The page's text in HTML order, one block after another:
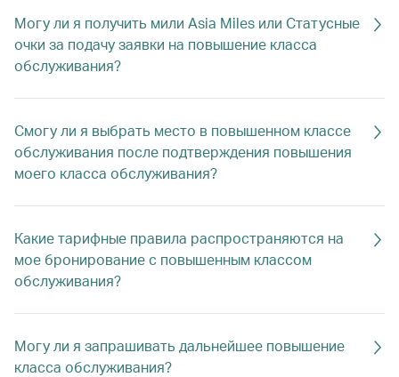
Могу ли я получить мили Asia Miles или Статусные
очки за подачу заявки на повышение класса
обслуживания?
Смогу ли я выбрать место в повышенном классе
обслуживания после подтверждения повышения
моего класса обслуживания?
Какие тарифные правила распространяются на
мое бронирование с повышенным классом
обслуживания?
Могу ли я запрашивать дальнейшее повышение
класса обслуживания?